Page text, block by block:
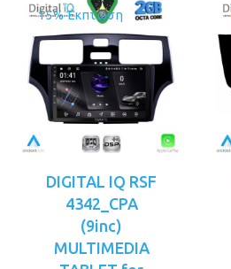
15% Έκπτωση
DIGITAL IQ RSF
4342_CPA
(9inc)
MULTIMEDIA